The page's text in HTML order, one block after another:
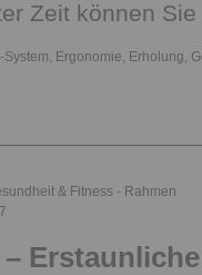
Zeit können
, Ergonomie, Erholung,
& Fitness
Rahmen